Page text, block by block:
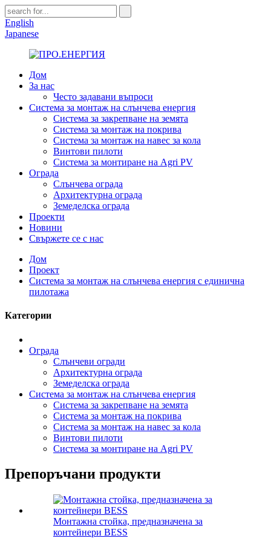
English
Japanese
Дом
За нас
Често задавани въпроси
Система за монтаж на слънчева енергия
Система за закрепване на земята
Система за монтаж на покрива
Система за монтаж на навес за кола
Винтови пилоти
Система за монтиране на Agri PV
Ограда
Слънчева ограда
Архитектурна ограда
Земеделска ограда
Проекти
Новини
Свържете се с нас
Дом
Проект
Система за монтаж на слънчева енергия с единична
пилотажа
Категории
Ограда
Слънчеви огради
Архитектурна ограда
Земеделска ограда
Система за монтаж на слънчева енергия
Система за закрепване на земята
Система за монтаж на покрива
Система за монтаж на навес за кола
Винтови пилоти
Система за монтиране на Agri PV
Препоръчани продукти
Монтажна стойка, предназначена за
контейнери BESS